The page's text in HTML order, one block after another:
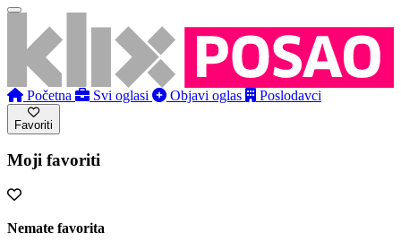
Početna Svi oglasi Objavi oglas Poslodavci
Favoriti
Moji favoriti
Nemate favorita